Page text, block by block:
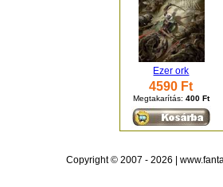
Ezer ork
4590 Ft
Megtakarítás: 400 Ft
Copyright © 2007 - 2026 |